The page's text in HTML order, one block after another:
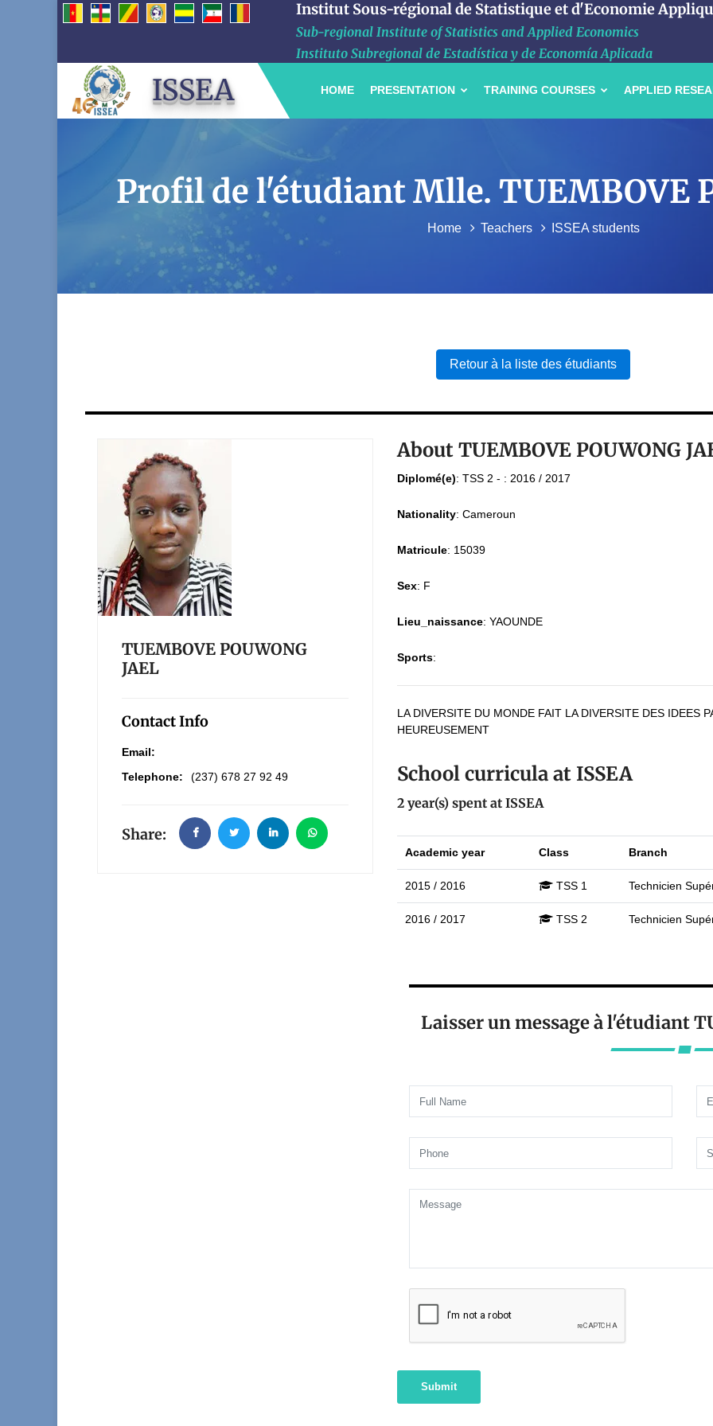
Institut Sous-régional de Statistique et d'Economie
Sub-regional Institute of Statistics and Applied Economics
Instituto Subregional de Estadística y de Economía Aplicada
ISSEA HOME PRESENTATION TRAINING COURSES APPLIED
Profil de l'étudiant Mlle. TUEMBOVE
Home Teachers ISSEA students
Retour à la liste des étudiants
TUEMBOVE POUWONG
JAEL
Contact Info
Email:
Telephone:
(237) 678 27 92 49
Share:
About TUEMBOVE POUWONG
Diplomé(e): TSS 2 - : 2016 / 2017
Nationality: Cameroun
Matricule: 15039
Sex: F
Lieu_naissance: YAOUNDE
Sports:
LA DIVERSITE DU MONDE FAIT LA DIVERSITE DES IDEES
HEUREUSEMENT
School curricula at ISSEA
2 year(s) spent at ISSEA
Academic year Class Branch
2015 / 2016 TSS 1 Technicien
2016 / 2017 TSS 2 Technicien
Laisser un message à l'étudiant
Submit